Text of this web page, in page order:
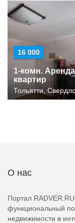
16 000
1-комн. Аренда
квартир
Тольятти,
О нас
Портал
функциональный
недвижимости в